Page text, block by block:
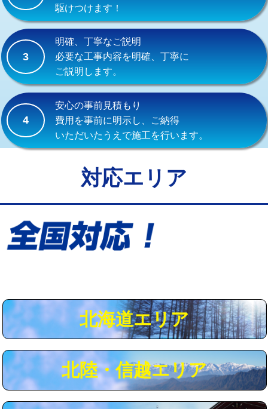
交換・取付（その他部品）
持込商品取付（単水栓）
持込商品取付（混合水栓） 16,500円
持込商品取付（浄水器・分岐水栓） 16,500円
給水管工事※（ホール加工)
給水管工事※（バンド止め) 3,300円
給水管工事※（保温材使用（バンド止
5,500円
給水管工事※（土の掘削・埋め戻し作
業)
用（追加）/3ｍ超え)
給水管工事※（ライニング鋼管・銅
44,000円
給水管工事※（ライニング鋼管・銅
管・ポリ管・HT管使用/3ｍ超え)
+8,800円
マス交換（土の掘削・埋め戻し作業） 11,000円~
駆けつけます！
3
明確、丁寧なご説明
必要な工事内容を明確、丁寧に
ご説明します。
4
安心の事前見積もり
費用を事前に明示し、ご納得
いただいたうえで施工を行います。
対応エリア
北海道エリア
北陸・信越エリア